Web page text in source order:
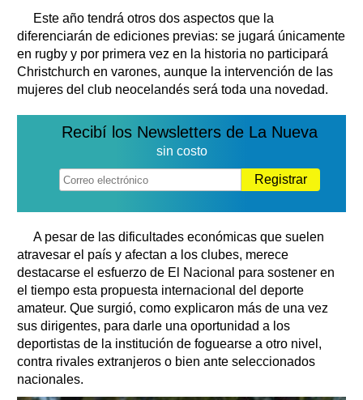
Loterías
Datos Útiles
Fúnebres
Edictos
Teléfonos de urgencia
Este año tendrá otros dos aspectos que la
diferenciarán de ediciones previas: se jugará únicamente
en rugby y por primera vez en la historia no participará
Christchurch en varones, aunque la intervención de las
mujeres del club neocelandés será toda una novedad.
Recibí los Newsletters de La Nueva
sin costo
Registrar
A pesar de las dificultades económicas que suelen
atravesar el país y afectan a los clubes, merece
destacarse el esfuerzo de El Nacional para sostener en
el tiempo esta propuesta internacional del deporte
amateur. Que surgió, como explicaron más de una vez
sus dirigentes, para darle una oportunidad a los
deportistas de la institución de foguearse a otro nivel,
contra rivales extranjeros o bien ante seleccionados
nacionales.